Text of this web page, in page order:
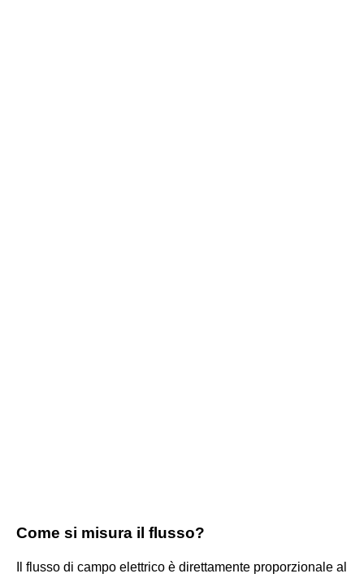
Come si misura il flusso?
Il flusso di campo elettrico è direttamente proporzionale al